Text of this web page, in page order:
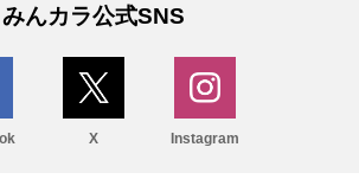
みんカラ公式SNS
X Instagram